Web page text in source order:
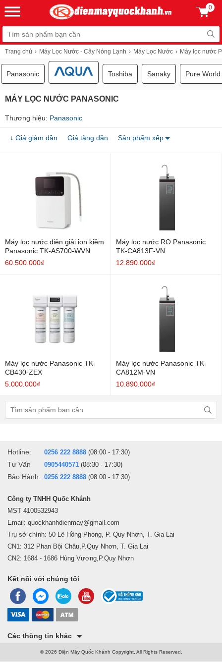
0
Trang chủ Máy Lọc Nước - Cây Nóng Lạnh Máy Lọc Nước Máy lọc nước
Panasonic Toshiba Sanaky Pure World
MÁY LỌC NƯỚC PANASONIC
Thương hiệu: Panasonic
↓ Giá giảm dần Giá tăng dần Sản phẩm xếp
Máy lọc nước điện giải ion kiềm
Panasonic TK-AS700-WVN
60.500.000₫
Máy lọc nước RO Panasonic
TK-CA813F-VN
12.890.000₫
Máy lọc nước Panasonic TK-
CB430-ZEX
5.000.000₫
Máy lọc nước Panasonic TK-
CA812M-VN
10.890.000₫
Hotline: 0256 222 8888 (08:00 - 17:30)
Tư Vấn 0905440571 (08:30 - 17:30)
Bảo Hành: 0256 222 8888 (08:00 - 17:30)
Công ty TNHH Quốc Khánh
MST 4100532943
Email: quockhanhdienmay@gmail.com
Trụ sở chính: 50 Lê Hồng Phong, P. Quy Nhơn, T. Gia Lai
CN1: 312 Phan Bội Châu,P.Quy Nhơn, T. Gia Lai
CN2: 1684 - 1686 Hùng Vương,P.Quy Nhơn
Kết nối với chúng tôi
Các thông tin khác
© 2026 Điện Máy Quốc Khánh Copyright, All Rights Reserved.